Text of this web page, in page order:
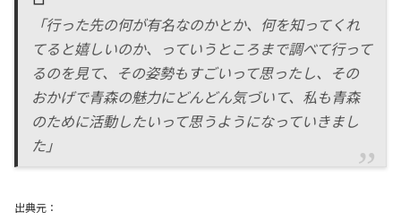
「行った先の何が有名なのかとか、何を知ってくれ
てると嬉しいのか、っていうところまで調べて行って
るのを見て、その姿勢もすごいって思ったし、その
おかげで青森の魅力にどんどん気づいて、私も青森
のために活動したいって思うようになっていきまし
た」
出典元：